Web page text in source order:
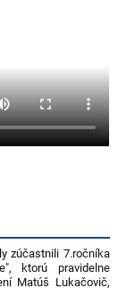
zúčastnili 7.ročníka
ktorú pravidelne
Matúš Lukačovič,